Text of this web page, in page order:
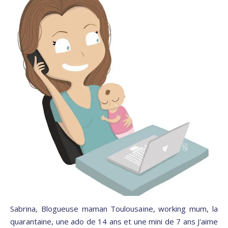
Sabrina, Blogueuse maman Toulousaine, working mum, la
quarantaine, une ado de 14 ans et une mini de 7 ans J'aime